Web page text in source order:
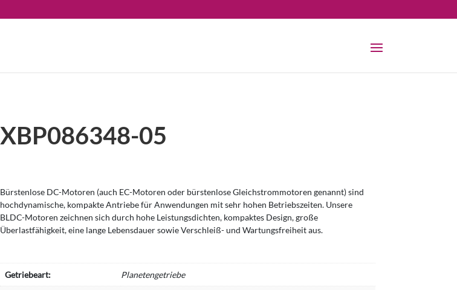
XBP086348-05
Bürstenlose DC-Motoren (auch EC-Motoren oder bürstenlose Gleichstrommotoren genannt) sind
hochdynamische, kompakte Antriebe für Anwendungen mit sehr hohen Betriebszeiten. Unsere
BLDC-Motoren zeichnen sich durch hohe Leistungsdichten, kompaktes Design, große
Überlastfähigkeit, eine lange Lebensdauer sowie Verschleiß- und Wartungsfreiheit aus.
Getriebeart: Planetengetriebe